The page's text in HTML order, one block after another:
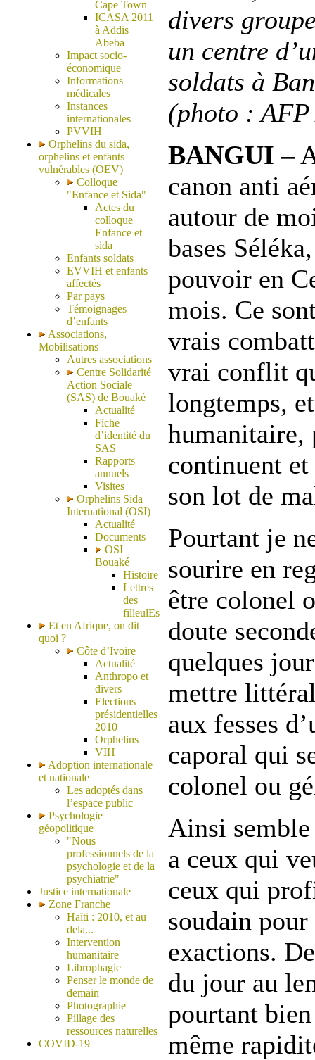
Cape Town
ICASA 2011
à Addis
Abeba
Impact socio-
économique
Informations
médicales
Instances
internationales
PVVIH
Orphelins du sida,
orphelins et enfants
vulnérables (OEV)
Colloque
"Enfance et Sida"
Actes du
colloque
Enfance et
sida
Enfants soldats
EVVIH et enfants
affectés
Par pays
Témoignages
d’enfants
Associations,
Mobilisations
Autres associations
Centre Solidarité
Action Sociale
(SAS) de Bouaké
Actualité
Fiche
d’identité du
SAS
Rapports
annuels
Visites
Orphelins Sida
International (OSI)
Actualité
Documents
OSI
Bouaké
Histoire
Lettres
des
filleulEs
Et en Afrique, on dit
quoi ?
Côte d’Ivoire
Actualité
Anthropo et
divers
Elections
présidentielles
2010
Orphelins
VIH
Adoption internationale
et nationale
Les adoptés dans
l’espace public
Psychologie
géopolitique
"Nous
professionnels de la
psychologie et de la
psychiatrie"
Justice internationale
Zone Franche
Haïti : 2010, et au
dela...
Intervention
humanitaire
Librophagie
Penser le monde de
demain
Photographie
Pillage des
ressources naturelles
COVID-19
divers
un centre
soldats à
(photo :
BANGUI –
canon anti
autour de
bases
pouvoir en
mois. Ce
vrais
vrai conflit
longtemps,
humanitaire,
continuent
son lot de
Pourtant je
sourire en
être colonel
doute
quelques
mettre
aux fesses
caporal qui
colonel ou
Ainsi
a ceux qui
ceux qui
soudain pour
exactions.
du jour au
pourtant
même